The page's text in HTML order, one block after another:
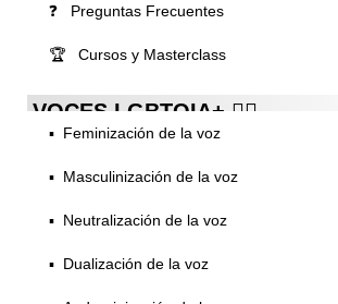
❓ Preguntas Frecuentes
🏆 Cursos y Masterclass
VOCES LGBTQIA+ 🏳️‍🌈
▪️ Feminización de la voz
▪️ Masculinización de la voz
▪️ Neutralización de la voz
▪️ Dualización de la voz